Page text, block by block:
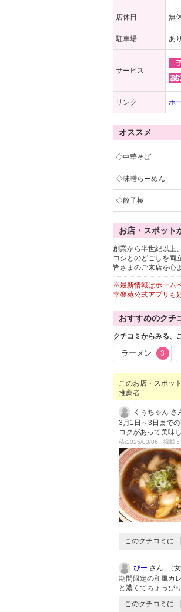
店休日 無
駐車場 あり
サービス
リンク ホ
オススメ
◇中華そば
◇味噌らーめん
◇餃子極
お店・スポット
創業から半世紀以上
コシとのどごしを両
皆さまのご来店を心
※最新情報はホーム
幸楽苑公式アプリも
おすすめのクチ
クチコミからみる、
ラーメン 3
このお店・スポッ
推薦者
くぅちゃん さ
3月1日～3日まで
コクがあって美味
稿:2025/03/06 掲載：
このクチコミに
ぴー さん （女
期間限定の和風カ
と濃くてちょっぴ
このクチコミに